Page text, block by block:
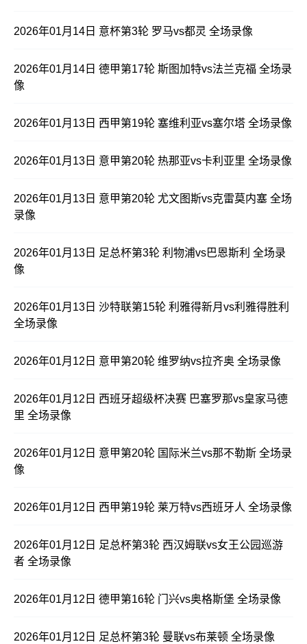
2026年01月14日 意杯第3轮 罗马vs都灵 全场录像
2026年01月14日 德甲第17轮 斯图加特vs法兰克福 全场录
像
2026年01月13日 西甲第19轮 塞维利亚vs塞尔塔 全场录像
2026年01月13日 意甲第20轮 热那亚vs卡利亚里 全场录像
2026年01月13日 意甲第20轮 尤文图斯vs克雷莫内塞 全场
录像
2026年01月13日 足总杯第3轮 利物浦vs巴恩斯利 全场录
像
2026年01月13日 沙特联第15轮 利雅得新月vs利雅得胜利
全场录像
2026年01月12日 意甲第20轮 维罗纳vs拉齐奥 全场录像
2026年01月12日 西班牙超级杯决赛 巴塞罗那vs皇家马德
里 全场录像
2026年01月12日 意甲第20轮 国际米兰vs那不勒斯 全场录
像
2026年01月12日 西甲第19轮 莱万特vs西班牙人 全场录像
2026年01月12日 足总杯第3轮 西汉姆联vs女王公园巡游
者 全场录像
2026年01月12日 德甲第16轮 门兴vs奥格斯堡 全场录像
2026年01月12日 足总杯第3轮 曼联vs布莱顿 全场录像